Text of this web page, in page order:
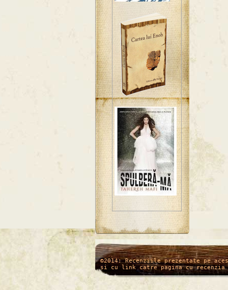
/* */
©2014: Recenziile prezentate pe
si cu link catre pagina cu